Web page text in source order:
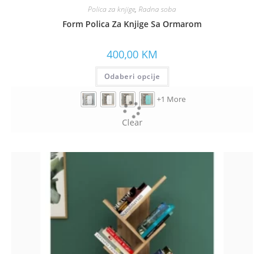
Polica za knjige, Radna soba
Form Polica Za Knjige Sa Ormarom
400,00 KM
Odaberi opcije
+1 More
Clear